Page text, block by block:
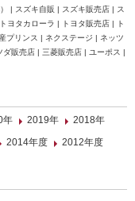
| スズキ自販 | スズキ販売店 | ス
ヨタカローラ | トヨタ販売店 | ト
プリンス | ネクステージ | ネッツ
販売店 | 三菱販売店 | ユーポス |
年 2019年
2018年
2014年度 2012年度